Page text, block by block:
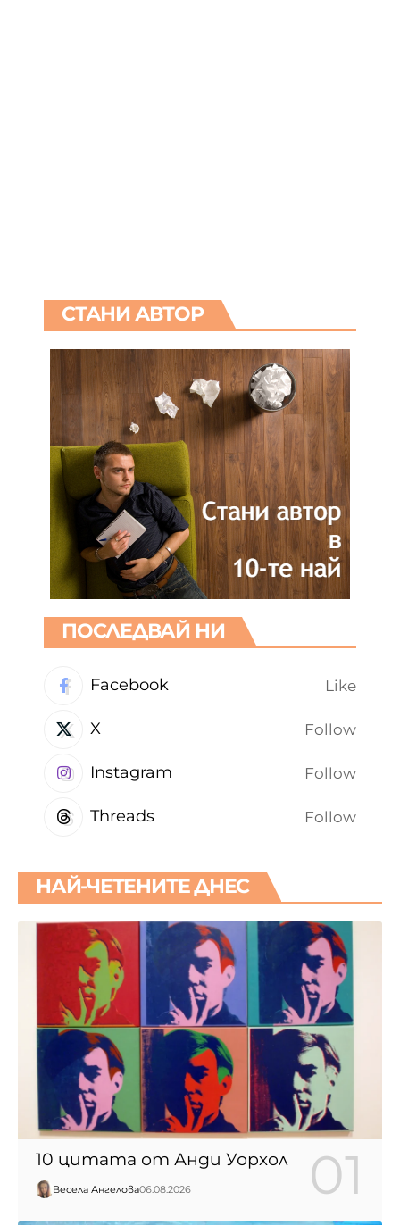
СТАНИ АВТОР
ПОСЛЕДВАЙ НИ
Facebook Like
X Follow
Instagram Follow
Threads Follow
НАЙ-ЧЕТЕНИТЕ ДНЕС
10 цитата от Анди Уорхол
Весела Ангелова06.08.2026